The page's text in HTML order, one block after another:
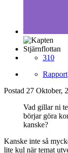
Stjärnflottan
310
Rapport
Postad 27 Oktober,
Vad gillar ni
börjar göra
kanske?
Kanske inte så
lite kul när temat